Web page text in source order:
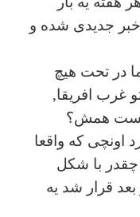
خبر جدیدی شده و
در تحت هیچ
غرب افریقا,
هست همش؟
اونچی که واقعا
چقدر با شکل
قرار شد یه